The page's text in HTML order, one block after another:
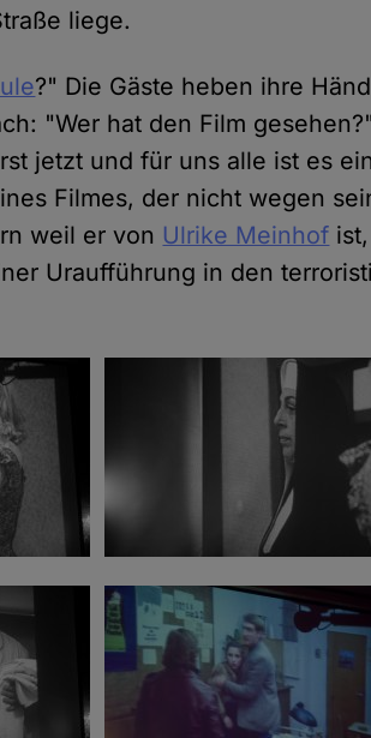
liege.
?" Die Gäste heben ihre
"Wer hat den Film
jetzt und für uns alle ist es
Filmes, der nicht wegen
weil er von Ulrike Meinhof
Uraufführung in den